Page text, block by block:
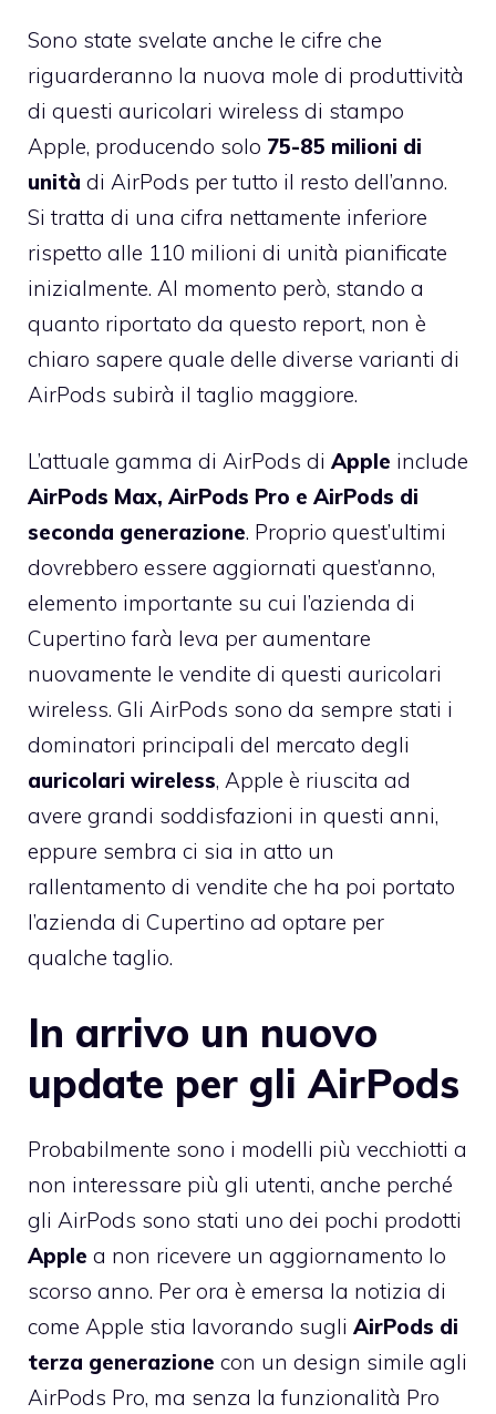
Sono state svelate anche le cifre che
riguarderanno la nuova mole di produttività
di questi auricolari wireless di stampo
Apple, producendo solo 75-85 milioni di
unità di AirPods per tutto il resto dell’anno.
Si tratta di una cifra nettamente inferiore
rispetto alle 110 milioni di unità pianificate
inizialmente. Al momento però, stando a
quanto riportato da questo report, non è
chiaro sapere quale delle diverse varianti di
AirPods subirà il taglio maggiore.
L’attuale gamma di AirPods di Apple include
AirPods Max, AirPods Pro e AirPods di
seconda generazione. Proprio quest’ultimi
dovrebbero essere aggiornati quest’anno,
elemento importante su cui l’azienda di
Cupertino farà leva per aumentare
nuovamente le vendite di questi auricolari
wireless. Gli AirPods sono da sempre stati i
dominatori principali del mercato degli
auricolari wireless, Apple è riuscita ad
avere grandi soddisfazioni in questi anni,
eppure sembra ci sia in atto un
rallentamento di vendite che ha poi portato
l’azienda di Cupertino ad optare per
qualche taglio.
In arrivo un nuovo
update per gli AirPods
Probabilmente sono i modelli più vecchiotti a
non interessare più gli utenti, anche perché
gli AirPods sono stati uno dei pochi prodotti
Apple a non ricevere un aggiornamento lo
scorso anno. Per ora è emersa la notizia di
come Apple stia lavorando sugli AirPods di
terza generazione con un design simile agli
AirPods Pro, ma senza la funzionalità Pro